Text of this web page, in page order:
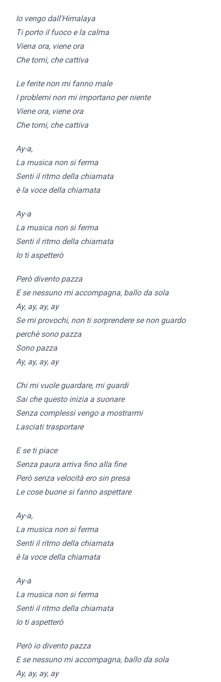
Io vengo dall’Himalaya
Ti porto il fuoco e la calma
Viena ora, viene ora
Che torni, che cattiva
Le ferite non mi fanno male
I problemi non mi importano per niente
Viene ora, viene ora
Che torni, che cattiva
Ay-a,
La musica non si ferma
Senti il ritmo della chiamata
è la voce della chiamata
Ay-a
La musica non si ferma
Senti il ritmo della chiamata
Io ti aspetterò
Però divento pazza
E se nessuno mi accompagna, ballo da sola
Ay, ay, ay, ay
Se mi provochi, non ti sorprendere se non guardo
perchè sono pazza
Sono pazza
Ay, ay, ay, ay
Chi mi vuole guardare, mi guardi
Sai che questo inizia a suonare
Senza complessi vengo a mostrarmi
Lasciati trasportare
E se ti piace
Senza paura arriva fino alla fine
Però senza velocità ero sin presa
Le cose buone si fanno aspettare
Ay-a,
La musica non si ferma
Senti il ritmo della chiamata
è la voce della chiamata
Ay-a
La musica non si ferma
Senti il ritmo della chiamata
Io ti aspetterò
Però io divento pazza
E se nessuno mi accompagna, ballo da sola
Ay, ay, ay, ay